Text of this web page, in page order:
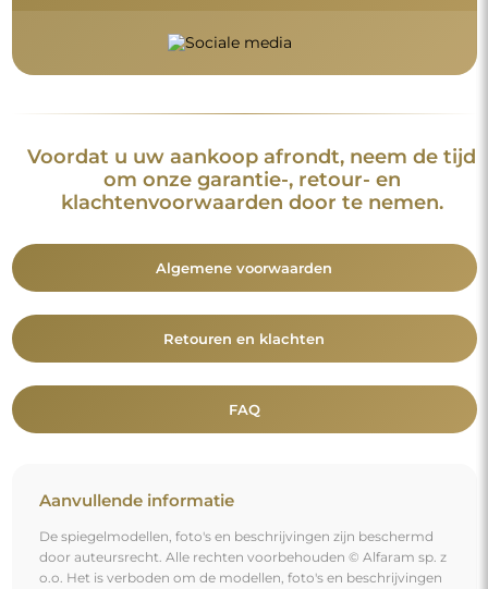
Voordat u uw aankoop afrondt, neem de tijd
om onze garantie-, retour- en
klachtenvoorwaarden door te nemen.
Algemene voorwaarden
Retouren en klachten
FAQ
Aanvullende informatie
De spiegelmodellen, foto's en beschrijvingen zijn beschermd
door auteursrecht. Alle rechten voorbehouden © Alfaram sp. z
o.o. Het is verboden om de modellen, foto's en beschrijvingen